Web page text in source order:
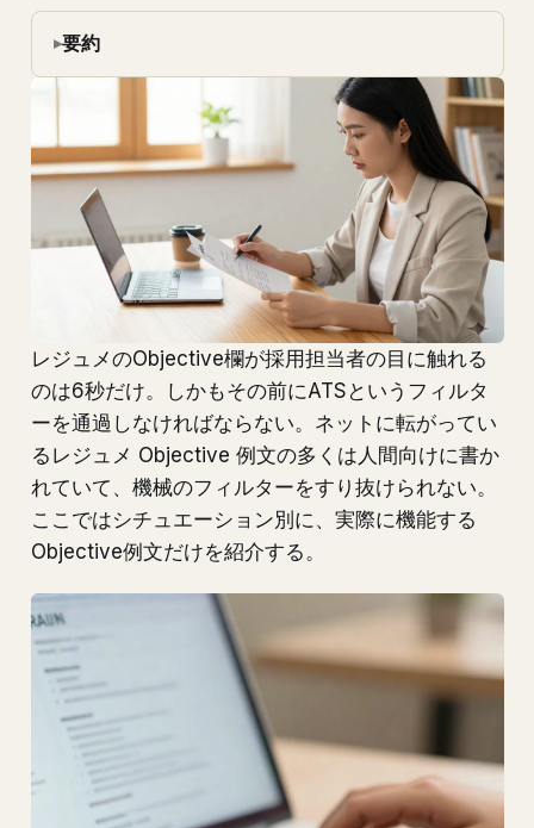
要約
レジュメのObjective欄が採用担当者の目に触れる
のは6秒だけ。しかもその前にATSというフィルタ
ーを通過しなければならない。ネットに転がってい
るレジュメ Objective 例文の多くは人間向けに書か
れていて、機械のフィルターをすり抜けられない。
ここではシチュエーション別に、実際に機能する
Objective例文だけを紹介する。